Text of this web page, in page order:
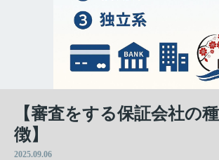
【審査をする保証会社の
徴】
2025.09.06